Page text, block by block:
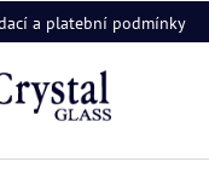
a platební podmínky